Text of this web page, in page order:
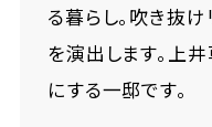
る暮らし。吹き抜
を演出します。上
にする一邸です。